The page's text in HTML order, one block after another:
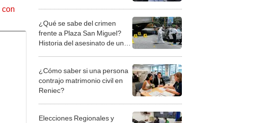
con
¿Qué se sabe del crimen
frente a Plaza San Miguel?
Historia del asesinato de una
¿Cómo saber si una persona
contrajo matrimonio civil en
Reniec?
Elecciones Regionales y